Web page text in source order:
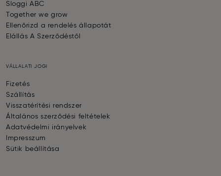
Sloggi ABC
Together we grow
Ellenőrizd a rendelés állapotát
Elállás A Szerződéstől
VÁLLALATI JOGI
Fizetés
Szállítás
Visszatérítési rendszer
Általános szerződési feltételek
Adatvédelmi irányelvek
Impresszum
Sütik beállítása